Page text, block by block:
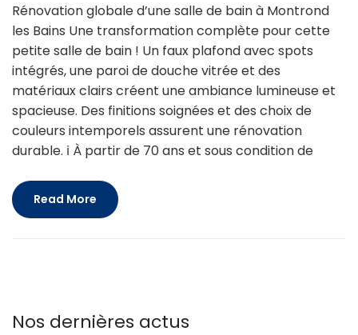
Rénovation globale d’une salle de bain à Montrond
les Bains Une transformation complète pour cette
petite salle de bain ! Un faux plafond avec spots
intégrés, une paroi de douche vitrée et des
matériaux clairs créent une ambiance lumineuse et
spacieuse. Des finitions soignées et des choix de
couleurs intemporels assurent une rénovation
durable. ℹ À partir de 70 ans et sous condition de
Read More
Nos dernières actus